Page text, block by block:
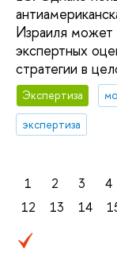
Израиля может
экспертных
стратегии в
Экспертиза
экспертиза
1 2 3 4
12
13 14